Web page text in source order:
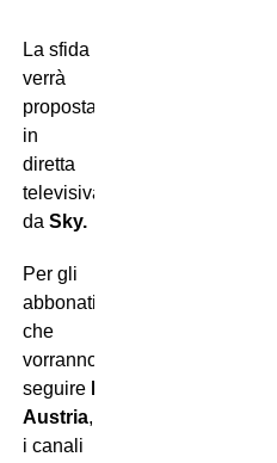
La sfida
verrà
proposta
in
diretta
televisiva
da Sky.
Per gli
abbonati
che
vorranno
seguire
Austria,
i canali